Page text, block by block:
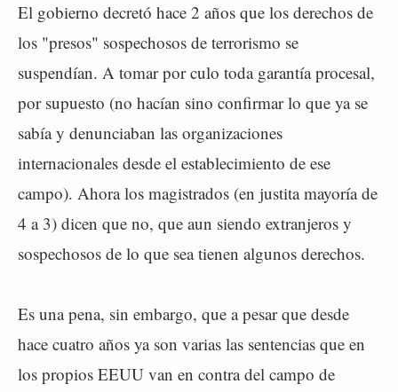
El gobierno decretó hace 2 años que los derechos de
los "presos" sospechosos de terrorismo se
suspendían. A tomar por culo toda garantía procesal,
por supuesto (no hacían sino confirmar lo que ya se
sabía y denunciaban las organizaciones
internacionales desde el establecimiento de ese
campo). Ahora los magistrados (en justita mayoría de
4 a 3) dicen que no, que aun siendo extranjeros y
sospechosos de lo que sea tienen algunos derechos.
Es una pena, sin embargo, que a pesar que desde
hace cuatro años ya son varias las sentencias que en
los propios EEUU van en contra del campo de